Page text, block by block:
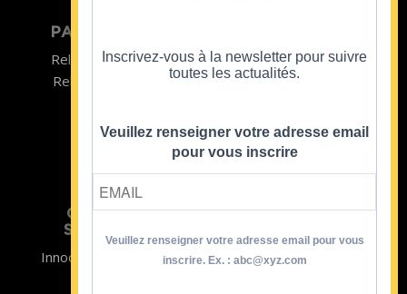
PARTICULIER
Relooking homme
Relooking femme
Team Building
Formations
CRISTINA
SOUTIENT
Innocence en Danger
Contact
Inscrivez-vous à la newsletter pour suivre
toutes les actualités.
Veuillez renseigner votre adresse email
pour vous inscrire
Veuillez renseigner votre adresse email pour vous
inscrire. Ex. : abc@xyz.com